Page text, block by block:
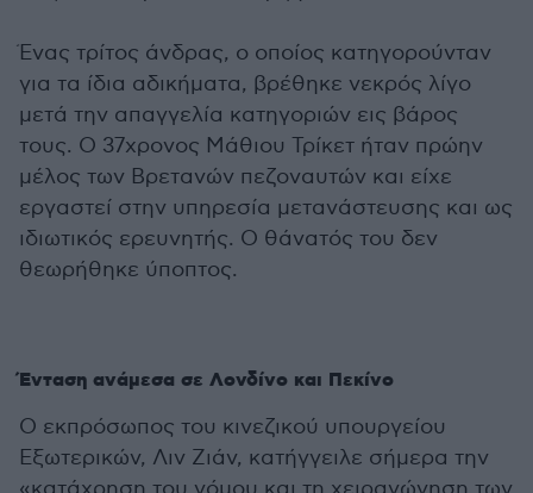
Ένας τρίτος άνδρας, ο οποίος κατηγορούνταν
για τα ίδια αδικήματα, βρέθηκε νεκρός λίγο
μετά την απαγγελία κατηγοριών εις βάρος
τους. Ο 37χρονος Μάθιου Τρίκετ ήταν πρώην
μέλος των Βρετανών πεζοναυτών και είχε
εργαστεί στην υπηρεσία μετανάστευσης και ως
ιδιωτικός ερευνητής. Ο θάνατός του δεν
θεωρήθηκε ύποπτος.
Ένταση ανάμεσα σε Λονδίνο και Πεκίνο
Ο εκπρόσωπος του κινεζικού υπουργείου
Εξωτερικών, Λιν Ζιάν, κατήγγειλε σήμερα την